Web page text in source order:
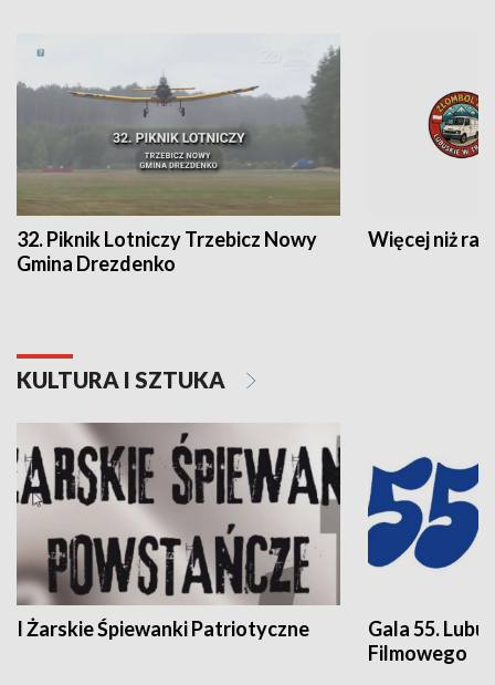
32. Piknik Lotniczy Trzebicz Nowy
Gmina Drezdenko
Więcej niż rajd
KULTURA I SZTUKA
I Żarskie Śpiewanki Patriotyczne
Gala 55.
Filmowego